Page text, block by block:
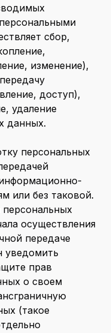
сбор,
изменение),
доступ),
удаление
данных.
персональных
или без таковой.
персональных
осуществления
передаче
уведомить
прав
о своем
(такое